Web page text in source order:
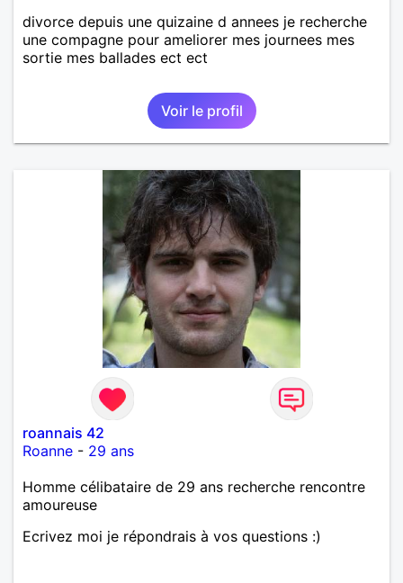
divorce depuis une quizaine d annees je recherche
une compagne pour ameliorer mes journees mes
sortie mes ballades ect ect
Voir le profil
roannais 42
Roanne - 29 ans
Homme célibataire de 29 ans recherche rencontre
amoureuse
Ecrivez moi je répondrais à vos questions :)